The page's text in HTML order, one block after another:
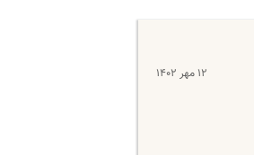
۱۲ مهر ۱۴۰۲